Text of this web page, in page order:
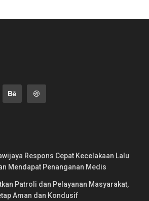
Respons Cepat Kecelakaan Lalu
Mendapat Penanganan Medis
Patroli dan Pelayanan Masyarakat,
Aman dan Kondusif